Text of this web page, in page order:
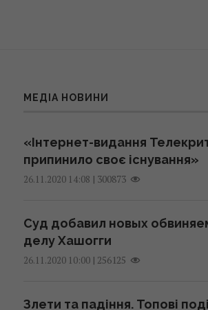
МЕДІА НОВИНИ
«Інтернет-видання
припинило своє існування»
26.11.2020 14:08 | 300873
Суд добавил новых
делу Хашогги
26.11.2020 10:00| 256125
Злети та падіння. Топові